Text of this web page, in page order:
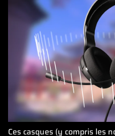
Ces casques (y compris les